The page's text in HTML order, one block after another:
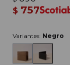
$ 757
Variantes: Negro